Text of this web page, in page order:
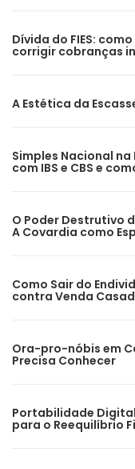
Dívida do FIES:
corrigir cobranças
A Estética da
Simples Nacional
com IBS e CBS e
O Poder Destrutivo
A Covardia como
Como Sair do
contra Venda
Ora-pro-nóbis em
Precisa Conhecer
Portabilidade
para o Reequilíbrio